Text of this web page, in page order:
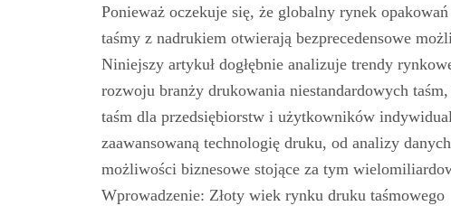
Ponieważ oczekuje się, że globalny rynek
taśmy z nadrukiem otwierają bezprecedensowe
Niniejszy artykuł dogłębnie analizuje trendy
rozwoju branży drukowania niestandardowych
taśm dla przedsiębiorstw i użytkowników
zaawansowaną technologię druku, od analizy
możliwości biznesowe stojące za tym
Wprowadzenie: Złoty wiek rynku druku taśmowego